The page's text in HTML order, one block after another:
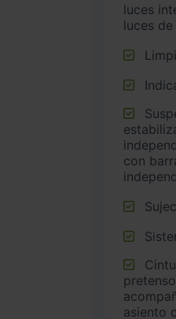
luces
luces
con
asiento